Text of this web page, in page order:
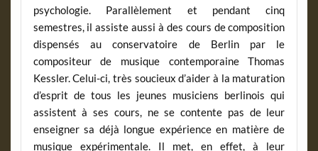
psychologie. Parallèlement et pendant cinq
semestres, il assiste aussi à des cours de composition
dispensés au conservatoire de Berlin par le
compositeur de musique contemporaine Thomas
Kessler. Celui-ci, très soucieux d’aider à la maturation
d’esprit de tous les jeunes musiciens berlinois qui
assistent à ses cours, ne se contente pas de leur
enseigner sa déjà longue expérience en matière de
musique expérimentale. Il met, en effet, à leur